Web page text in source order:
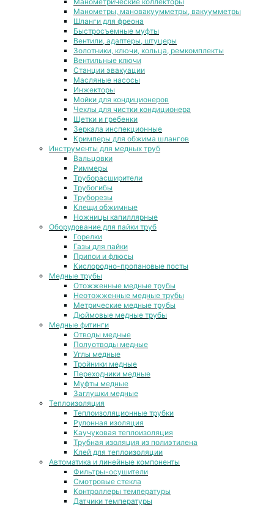
Манометры, мановакуумметры, вакуумметры
Шланги для фреона
Быстросъемные муфты
Вентили, адаптеры, штуцеры
Золотники, ключи, кольца, ремкомплекты
Вентильные ключи
Станции эвакуации
Масляные насосы
Инжекторы
Мойки для кондиционеров
Чехлы для чистки кондиционера
Щетки и гребенки
Зеркала инспекционные
Кримперы для обжима шлангов
Инструменты для медных труб
Вальцовки
Риммеры
Труборасширители
Трубогибы
Труборезы
Клещи обжимные
Ножницы капиллярные
Оборудование для пайки труб
Горелки
Газы для пайки
Припои и флюсы
Кислородно-пропановые посты
Медные трубы
Отожженные медные трубы
Неотожженные медные трубы
Метрические медные трубы
Дюймовые медные трубы
Медные фитинги
Отводы медные
Полуотводы медные
Углы медные
Тройники медные
Переходники медные
Муфты медные
Заглушки медные
Теплоизоляция
Теплоизоляционные трубки
Рулонная изоляция
Каучуковая теплоизоляция
Трубная изоляция из полиэтилена
Клей для теплоизоляции
Автоматика и линейные компоненты
Фильтры-осушители
Смотровые стекла
Контроллеры температуры
Датчики температуры